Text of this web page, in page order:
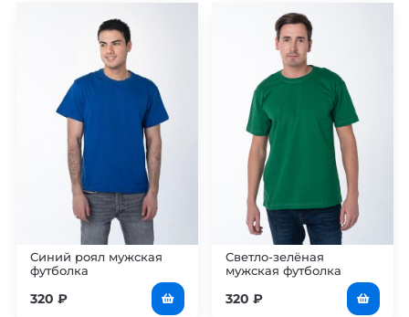
Синий роял мужская
футболка
320 ₽
Светло-зелёная
мужская футболка
320 ₽